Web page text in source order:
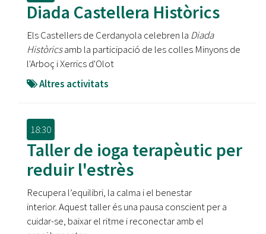
Diada Castellera Històrics
Els Castellers de Cerdanyola celebren la Diada
Històricsamb la participació de les colles Minyons de
l'Arboç i Xerrics d'Olot
Altres activitats
18:30
Taller de ioga terapèutic per
reduir l'estrès
Recupera l’equilibri, la calma i el benestar
interior. Aquest taller és una pausa conscient per a
cuidar-se, baixar el ritme i reconectar amb el